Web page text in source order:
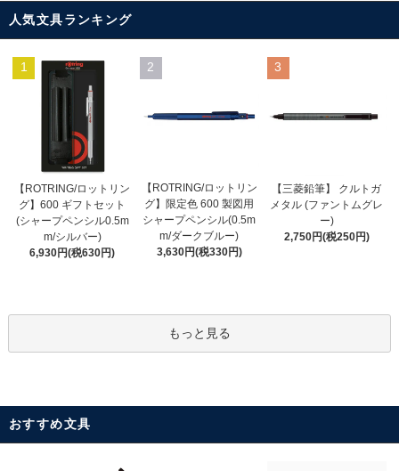
人気文具ランキング
1
【ROTRING/ロットリン
グ】600 ギフトセット
(シャープペンシル0.5m
m/シルバー)
6,930円(税630円)
2
【ROTRING/ロットリン
グ】限定色 600 製図用
シャープペンシル(0.5m
m/ダークブルー)
3,630円(税330円)
3
【三菱鉛筆】 クルトガ
メタル (ファントムグレ
ー)
2,750円(税250円)
もっと見る
おすすめ文具